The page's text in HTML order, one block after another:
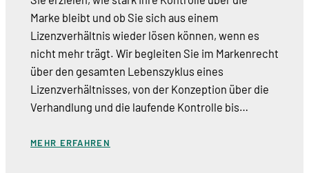
Marke bleibt und ob Sie sich aus einem
Lizenzverhältnis wieder lösen können, wenn es
nicht mehr trägt. Wir begleiten Sie im Markenrecht
über den gesamten Lebenszyklus eines
Lizenzverhältnisses, von der Konzeption über die
Verhandlung und die laufende Kontrolle bis…
MEHR ERFAHREN